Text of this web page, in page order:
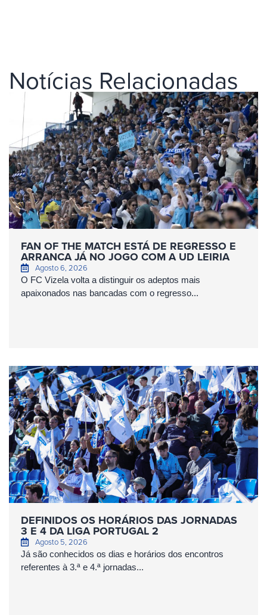
Notícias Relacionadas
FAN OF THE MATCH ESTÁ DE REGRESSO E
ARRANCA JÁ NO JOGO COM A UD LEIRIA
Agosto 6, 2026
O FC Vizela volta a distinguir os adeptos mais
apaixonados nas bancadas com o regresso...
DEFINIDOS OS HORÁRIOS DAS JORNADAS
3 E 4 DA LIGA PORTUGAL 2
Agosto 5, 2026
Já são conhecidos os dias e horários dos encontros
referentes à 3.ª e 4.ª jornadas...